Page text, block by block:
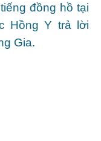
đồng hồ tại
Hồng Y trả lời
Gia.